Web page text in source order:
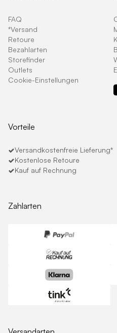
FAQ
*Versand
Retoure
Bezahlarten
Storefinder
Outlets
Cookie-Einstellungen
Vorteile
Versandkostenfreie Lieferung*
Kostenlose Retoure
Kauf auf Rechnung
Zahlarten